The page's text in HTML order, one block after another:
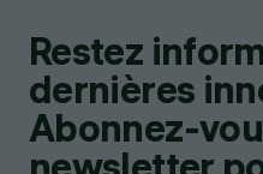
Restez
dernières
Abonnez-